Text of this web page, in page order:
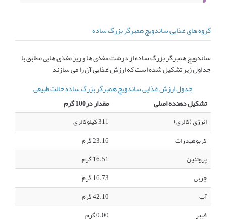
گروه های غذایی ساندویچ همبرگر بزرگ ساده
ساندویچ همبرگر بزرگ ساده از درشت مغذی ها و ریز مغذی هایی مطابق با
جداول زیر تشکیل شده است که ارزش غذایی آن را می سازند
جدول ارزش غذایی ساندویچ همبرگر بزرگ ساده حالت طبیعی
تشکیل دهنده اصلی
مقدار در100 گرم
انرژی (کالری)
311 کیلوکالری
کربوهیدرات
23.16 گرم
پروتئین
16.51 گرم
چربی
16.73 گرم
آب
42.10 گرم
فیبر
0.00 گرم